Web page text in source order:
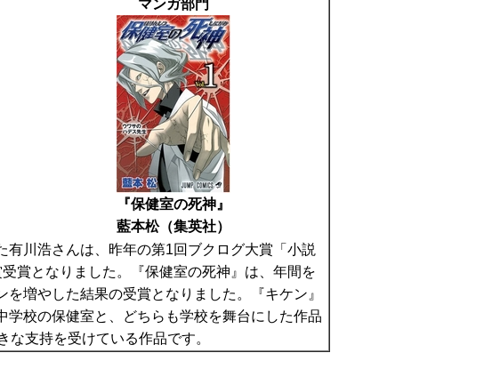
マンガ部門
『保健室の死神』
藍本松（集英社）
川浩さんは、昨年の第1回ブクログ大賞「小説
賞となりました。『保健室の死神』は、年間を
増やした結果の受賞となりました。『キケン』
校の保健室と、どちらも学校を舞台にした作品
支持を受けている作品です。